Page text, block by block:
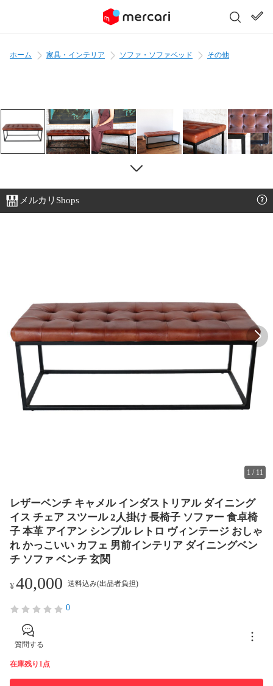
ホーム 家具・インテリア ソファ・ソファベッド その他
メルカリShops
1 / 11
レザーベンチ キャメル インダストリアル ダイニング
イス チェア スツール 2人掛け 長椅子 ソファー 食卓椅
子 本革 アイアン シンプル レトロ ヴィンテージ おしゃ
れ かっこいい カフェ 男前インテリア ダイニングベン
チ ソファ ベンチ 玄関
¥40,000 送料込み(出品者負担)
0
質問する
在庫残り1点